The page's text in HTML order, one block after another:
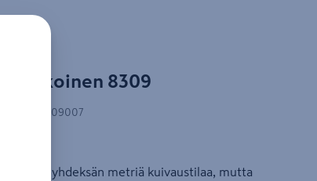
valkoinen 8309
7315548309007
on yhdeksän metriä kuivaustilaa, mutta